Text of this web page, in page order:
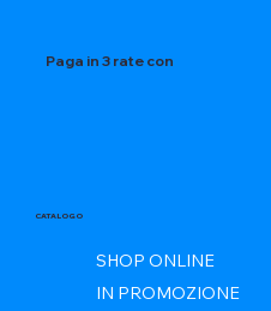
Paga in 3 rate con
CATALOGO
SHOP ONLINE
IN PROMOZIONE